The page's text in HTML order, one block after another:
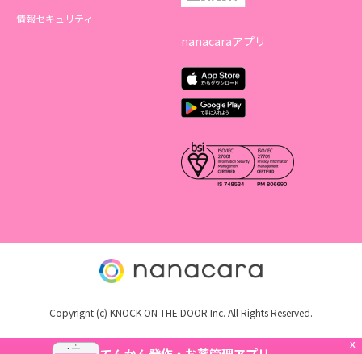
情報セキュリティ
nanacaraアプリ
Copyrignt (c) KNOCK ON THE DOOR Inc. All Rights Reserved.
X